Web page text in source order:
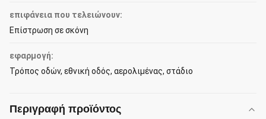
επιφάνεια που τελειώνουν:
Επίστρωση σε σκόνη
εφαρμογή:
Τρόπος οδών, εθνική οδός, αερολιμένας, στάδιο
Περιγραφή προϊόντος